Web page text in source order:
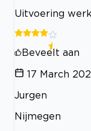
Uitvoering
Beveelt aan
17 March
Jurgen
Nijmegen